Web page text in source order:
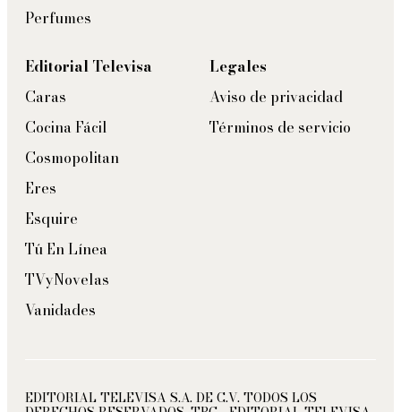
Perfumes
Editorial Televisa
Caras
Cocina Fácil
Cosmopolitan
Eres
Esquire
Tú En Línea
TVyNovelas
Vanidades
Legales
Aviso de privacidad
Términos de servicio
EDITORIAL TELEVISA S.A. DE C.V. TODOS LOS